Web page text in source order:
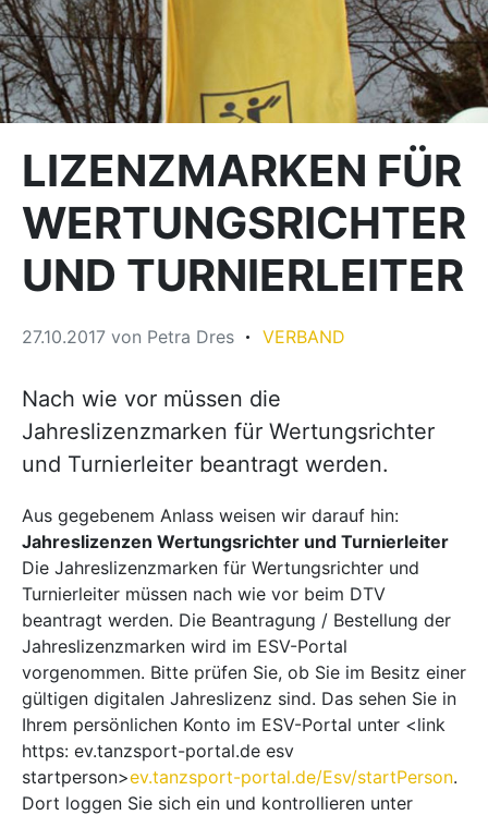
LIZENZMARKEN FÜR
WERTUNGSRICHTER
UND TURNIERLEITER
27.10.2017 von Petra Dres VERBAND
Nach wie vor müssen die
Jahreslizenzmarken für Wertungsrichter
und Turnierleiter beantragt werden.
Aus gegebenem Anlass weisen wir darauf hin:
Jahreslizenzen Wertungsrichter und Turnierleiter
Die Jahreslizenzmarken für Wertungsrichter und
Turnierleiter müssen nach wie vor beim DTV
beantragt werden. Die Beantragung / Bestellung der
Jahreslizenzmarken wird im ESV-Portal
vorgenommen. Bitte prüfen Sie, ob Sie im Besitz einer
gültigen digitalen Jahreslizenz sind. Das sehen Sie in
Ihrem persönlichen Konto im ESV-Portal unter <link
https: ev.tanzsport-portal.de esv
startperson>ev.tanzsport-portal.de/Esv/startPerson.
Dort loggen Sie sich ein und kontrollieren unter